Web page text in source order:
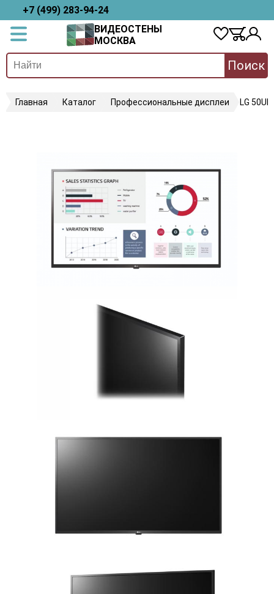
+7 (499) 283-94-24
ВИДЕОСТЕНЫ
МОСКВА
Поиск
Главная Каталог Профессиональные дисплеи LG